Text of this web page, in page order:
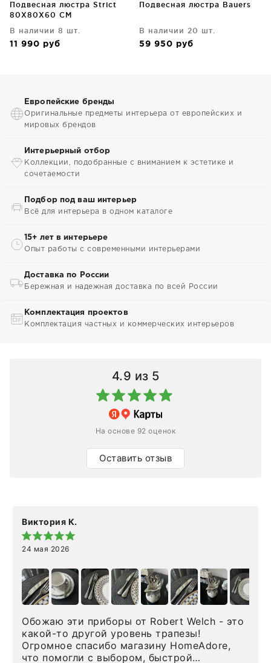
Подвесная люстра Strict
80X80X60 CM
В наличии 8 шт.
11 990 руб
Подвесная люстра Bauers
В наличии 20 шт.
59 950 руб
Европейские бренды
Оригинальные предметы интерьера от европейских и
мировых брендов
Интерьерный отбор
Коллекции, подобранные с вниманием к эстетике и
сочетаемости
Подбор под ваш интерьер
Всё для интерьера в одном каталоге
15+ лет в интерьере
Опыт работы с современными интерьерами
Доставка по России
Бережная и надежная доставка по всей России
Комплектация проектов
Комплектация частных и коммерческих интерьеров
4.9 из 5
На основе 92 оценок
Оставить отзыв
Виктория К.
24 мая 2026
Обожаю эти приборы от Robert Welch - это
какой-то другой уровень трапезы!
Огромное спасибо магазину HomeAdore,
что помогли с выбором, быстрой